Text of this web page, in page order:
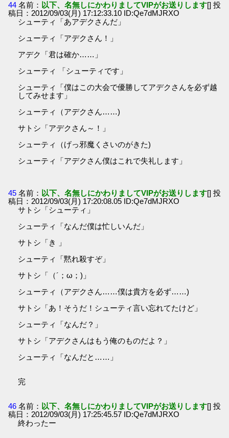
44 名前： 以下、名無しにかわりましてVIPがお送りします[] 投
稿日：2012/09/03(月) 17:12:33.10 ID:Qe7dMJRXO
シューティ「あアデクさんだ」
シューティ「アデクさん！」
アデク「君は確か……」
シューティ 「シューティです」
シューティ「僕はこの大会で優勝してアデクさんを必ず越
してみせます」
シューティ（アデクさん……)
サトシ「アデクさん～！」
シューティ（げっ邪魔くさいのがきた)
シューティ「アデクさん僕はこれで失礼します」
45 名前： 以下、名無しにかわりましてVIPがお送りします[] 投
稿日：2012/09/03(月) 17:20:08.05 ID:Qe7dMJRXO
サトシ「シューティ」
シューティ「なんだ僕は忙しいんだ」
サトシ「き 」
シューティ「黙れ殺すぞ」
サトシ「（´；ω；)」
シューティ（アデクさん……僕は貴方を必ず……)
サトシ「あ！そうだ！シューティ言い忘れてたけど」
シューティ「なんだ？」
サトシ「アデクさんはもう俺のものだよ？」
シューティ「なんだと……」
完
46 名前： 以下、名無しにかわりましてVIPがお送りします[] 投
稿日：2012/09/03(月) 17:25:45.57 ID:Qe7dMJRXO
終わったー